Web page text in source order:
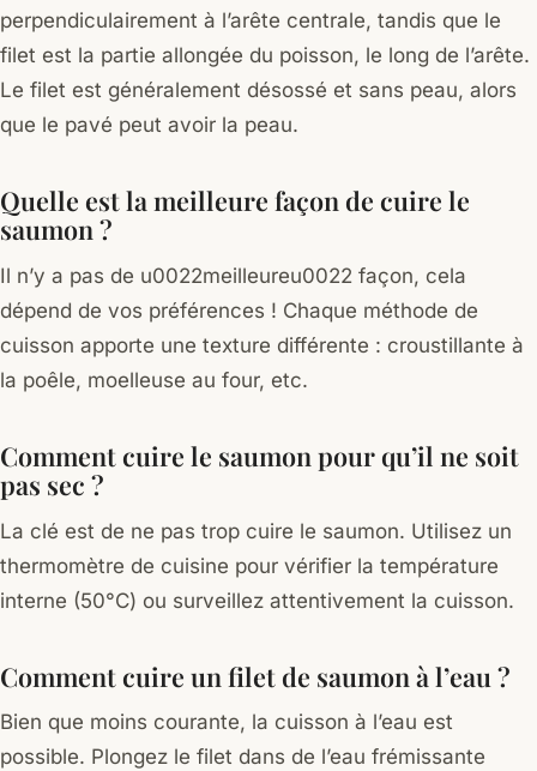
perpendiculairement à l’arête centrale, tandis que le
filet est la partie allongée du poisson, le long de l’arête.
Le filet est généralement désossé et sans peau, alors
que le pavé peut avoir la peau.
Quelle est la meilleure façon de cuire le
saumon ?
Il n’y a pas de u0022meilleureu0022 façon, cela
dépend de vos préférences ! Chaque méthode de
cuisson apporte une texture différente : croustillante à
la poêle, moelleuse au four, etc.
Comment cuire le saumon pour qu’il ne soit
pas sec ?
La clé est de ne pas trop cuire le saumon. Utilisez un
thermomètre de cuisine pour vérifier la température
interne (50°C) ou surveillez attentivement la cuisson.
Comment cuire un filet de saumon à l’eau ?
Bien que moins courante, la cuisson à l’eau est
possible. Plongez le filet dans de l’eau frémissante